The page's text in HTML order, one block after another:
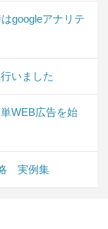
googleアナリテ
いました
WEB広告を始
実例集